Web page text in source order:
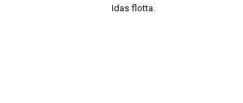
Idas flotta.